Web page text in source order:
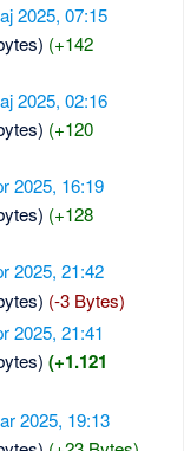
2025, 07:15
(+142
2025, 02:16
(+120
2025, 16:19
(+128
2025, 21:42
(-3 Bytes)
2025, 21:41
(+1.121
2025, 19:13